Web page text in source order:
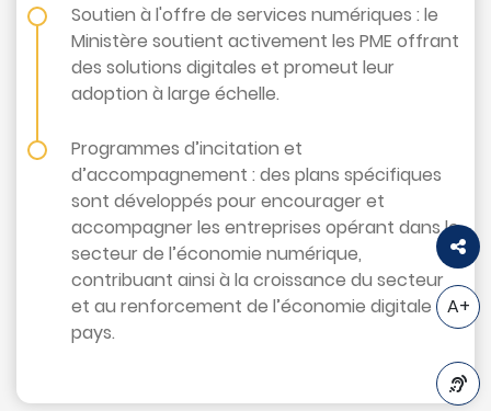
nous
Soutien à l'offre de services numériques : le
Ministère soutient activement les PME offrant
des solutions digitales et promeut leur
adoption à large échelle.
Programmes d’incitation et
d’accompagnement : des plans spécifiques
sont développés pour encourager et
accompagner les entreprises opérant dans le
secteur de l’économie numérique,
contribuant ainsi à la croissance du secteur
et au renforcement de l’économie digitale du
pays.
A+